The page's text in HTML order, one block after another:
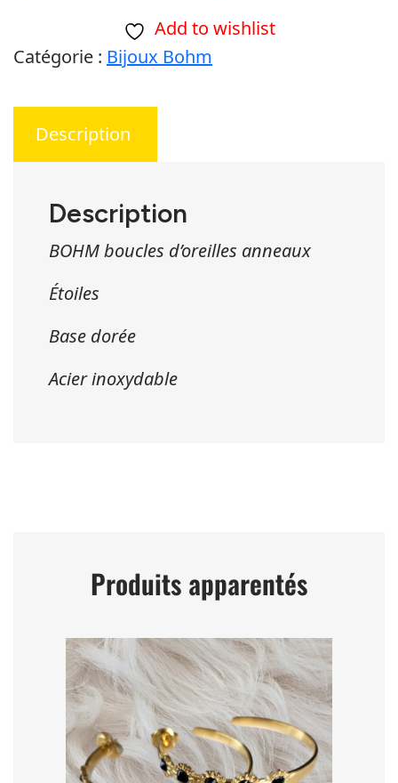
boucles
Étoiles
Add to wishlist
Catégorie : Bijoux Bohm
Description
Description
BOHM boucles d’oreilles anneaux
Étoiles
Base dorée
Acier inoxydable
Produits apparentés